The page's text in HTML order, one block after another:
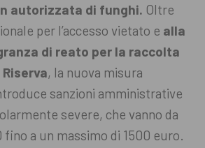
autorizzata di funghi. Oltre
per l’accesso vietato e alla
di reato per la raccolta
, la nuova misura
sanzioni amministrative
severe, che vanno da
fino a un massimo di 1500 euro.